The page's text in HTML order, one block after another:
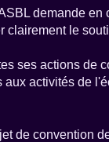
demande en
clairement le
ses actions de
aux activités de
de convention